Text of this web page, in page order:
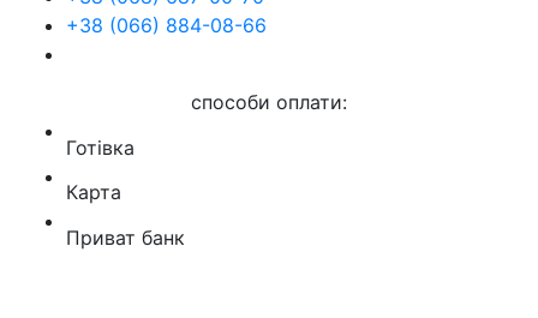
+38 (066) 884-08-66
способи оплати:
Готівка
Карта
Приват банк